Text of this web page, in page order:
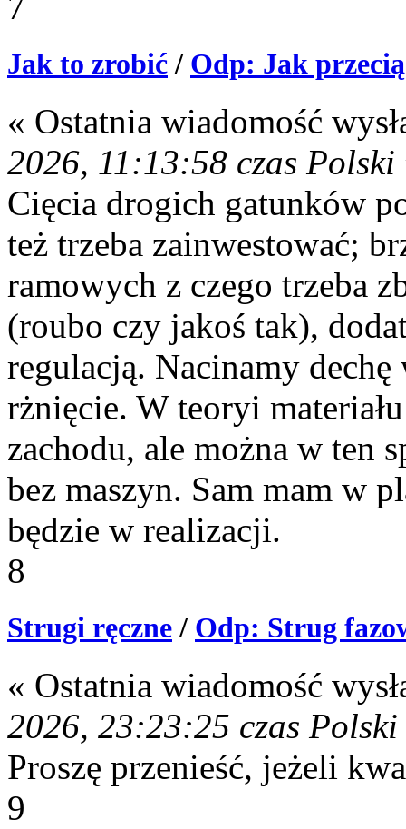
Jak to zrobić / Odp: Jak
« Ostatnia wiadomość
2026, 11:13:58 czas Polski
Cięcia drogich gatunków
też trzeba zainwestować;
ramowych z czego trzeba
(roubo czy jakoś tak),
regulacją. Nacinamy dechę
rżnięcie. W teoryi
zachodu, ale można w ten
bez maszyn. Sam mam w
będzie w realizacji.
8
Strugi ręczne / Odp: Strug
« Ostatnia wiadomość
2026, 23:23:25 czas Polski
Proszę przenieść, jeżeli
9